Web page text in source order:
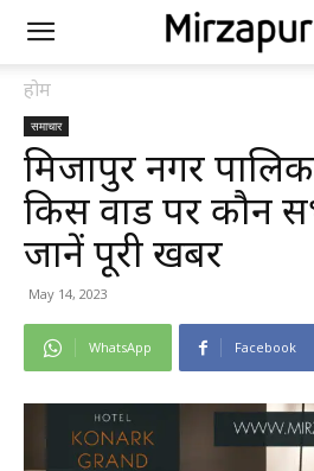
होम
समाचार
मिर्जापुर नगर
किस वार्ड पर कौन
जानें पूरी खबर
May 14, 2023
WhatsApp Facebook